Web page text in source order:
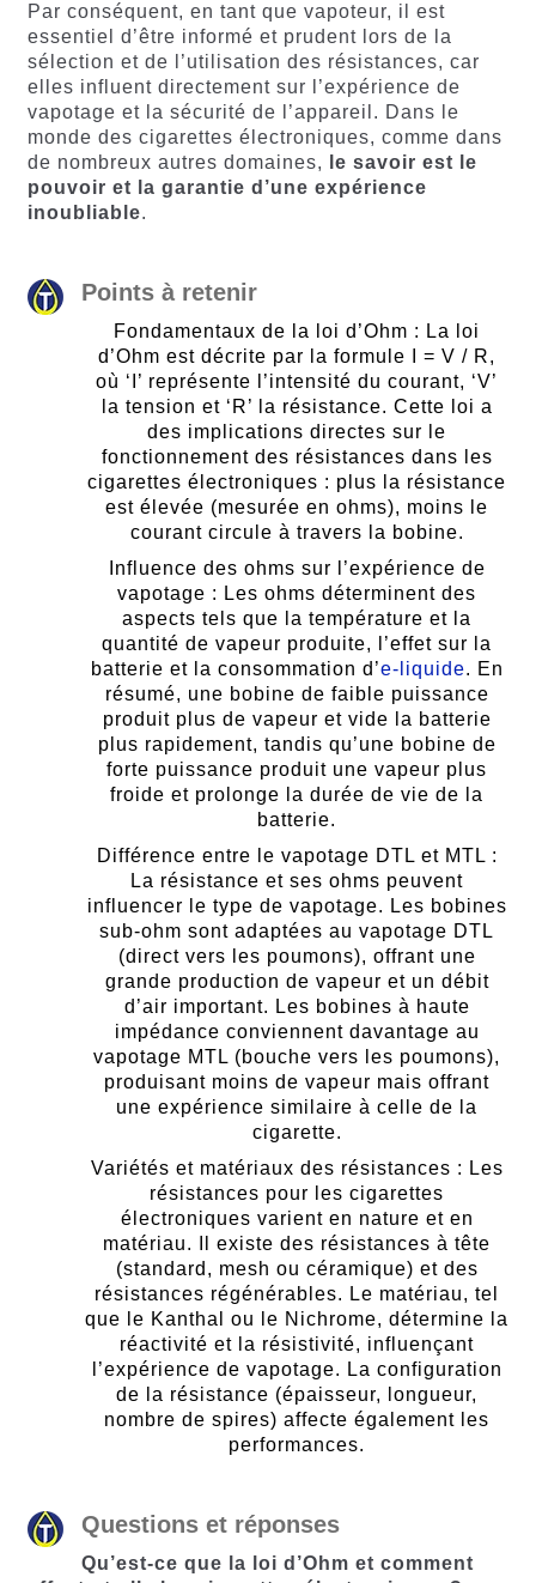
Par conséquent, en tant que vapoteur, il est
essentiel d’être informé et prudent lors de la
sélection et de l’utilisation des résistances, car
elles influent directement sur l’expérience de
vapotage et la sécurité de l’appareil. Dans le
monde des cigarettes électroniques, comme dans
de nombreux autres domaines, le savoir est le
pouvoir et la garantie d’une expérience
inoubliable.
Points à retenir
Fondamentaux de la loi d’Ohm : La loi
d’Ohm est décrite par la formule I = V / R,
où ‘I’ représente l’intensité du courant, ‘V’
la tension et ‘R’ la résistance. Cette loi a
des implications directes sur le
fonctionnement des résistances dans les
cigarettes électroniques : plus la résistance
est élevée (mesurée en ohms), moins le
courant circule à travers la bobine.
Influence des ohms sur l’expérience de
vapotage : Les ohms déterminent des
aspects tels que la température et la
quantité de vapeur produite, l’effet sur la
batterie et la consommation d’e-liquide. En
résumé, une bobine de faible puissance
produit plus de vapeur et vide la batterie
plus rapidement, tandis qu’une bobine de
forte puissance produit une vapeur plus
froide et prolonge la durée de vie de la
batterie.
Différence entre le vapotage DTL et MTL :
La résistance et ses ohms peuvent
influencer le type de vapotage. Les bobines
sub-ohm sont adaptées au vapotage DTL
(direct vers les poumons), offrant une
grande production de vapeur et un débit
d’air important. Les bobines à haute
impédance conviennent davantage au
vapotage MTL (bouche vers les poumons),
produisant moins de vapeur mais offrant
une expérience similaire à celle de la
cigarette.
Variétés et matériaux des résistances : Les
résistances pour les cigarettes
électroniques varient en nature et en
matériau. Il existe des résistances à tête
(standard, mesh ou céramique) et des
résistances régénérables. Le matériau, tel
que le Kanthal ou le Nichrome, détermine la
réactivité et la résistivité, influençant
l’expérience de vapotage. La configuration
de la résistance (épaisseur, longueur,
nombre de spires) affecte également les
performances.
Questions et réponses
Qu’est-ce que la loi d’Ohm et comment